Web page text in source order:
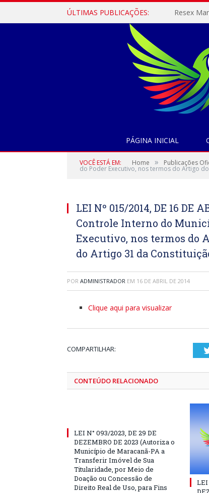
ÚLTIMAS PUBLICAÇÕES:
PÁGINA INICIAL
VOCÊ ESTÁ EM: Home » Publicações
do Poder Executivo, nos termos do Artigo
LEI Nº 015/2014, DE 16 DE
Controle Interno do
Executivo, nos termos do
do Artigo 31 da
POR ADMINISTRADOR EM 16 DE ABRIL DE 2014
Clique aqui para visualizar
COMPARTILHAR:
CONTEÚDO RELACIONADO
LEI N° 093/2023, DE 29 DE
DEZEMBRO DE 2023 (Autoriza o
Município de Maracanã-PA a
Transferir Imóvel de Sua
Titularidade, por Meio de
Doação ou Concessão de
Direito Real de Uso, para Fins
LEI